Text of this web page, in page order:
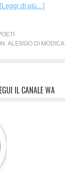
[Leggi di più...]
ALESSIO DI MODICA,
IL CANALE WA